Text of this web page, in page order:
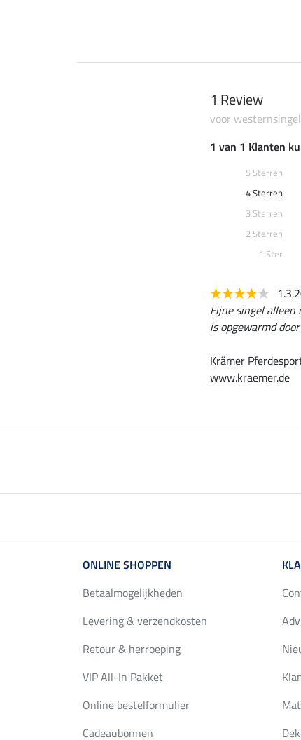
1 Review
voor
1 van 1 Klanten
5 Sterren
4 Sterren
3 Sterren
2 Sterren
1 Ster
Fijne singel
is opgewarmd
Krämer
www.kraemer.de
ONLINE SHOPPEN
Betaalmogelijkheden
Levering & verzendkosten
Retour & herroeping
VIP All-In Pakket
Online bestelformulier
Cadeaubonnen